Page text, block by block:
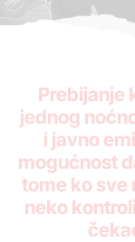
Prebijanje
jednog
i javno
mogućnost
tome ko sve
neko